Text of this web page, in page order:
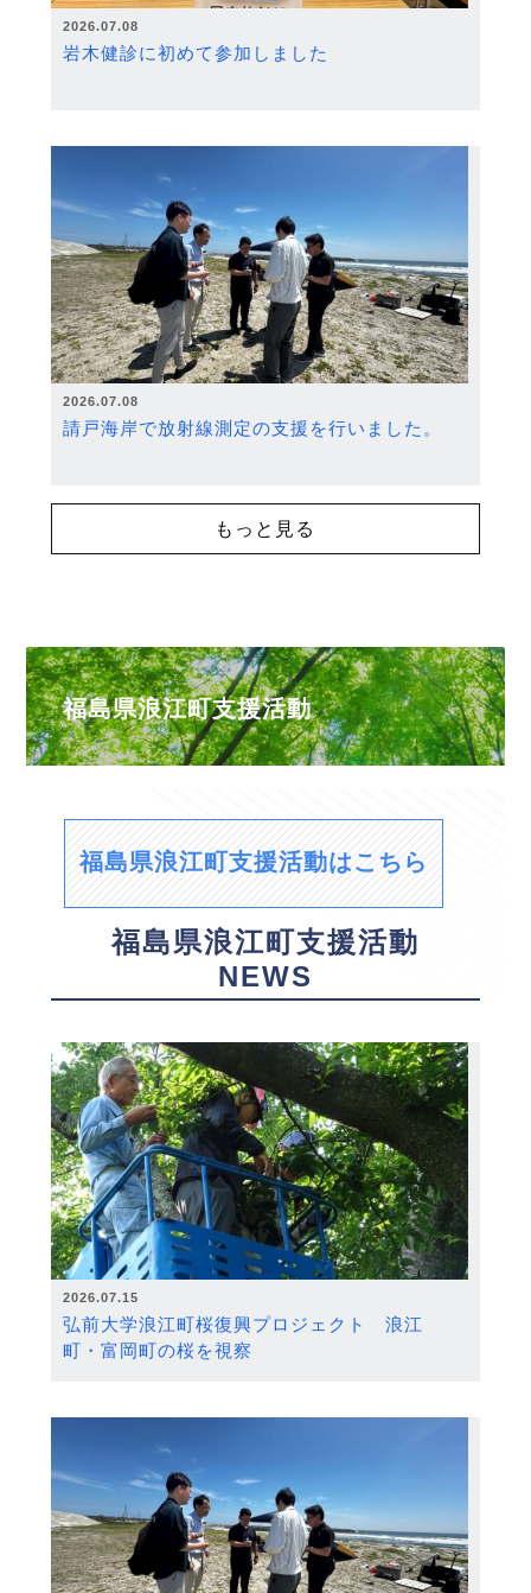
2026.07.08
岩木健診に初めて参加しました
2026.07.08
請戸海岸で放射線測定の支援を行いました。
もっと見る
福島県浪江町支援活動
福島県浪江町支援活動はこちら
福島県浪江町支援活動
NEWS
2026.07.15
弘前大学浪江町桜復興プロジェクト 浪江
町・富岡町の桜を視察